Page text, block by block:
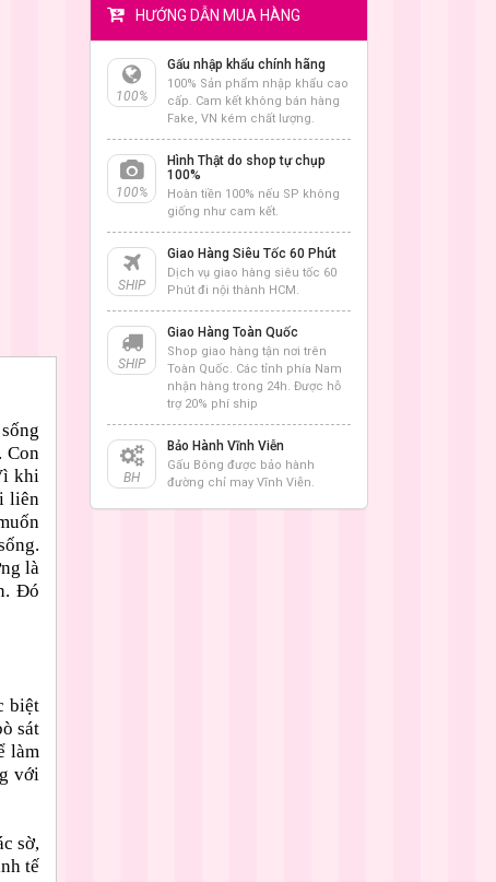
Con
khi
liên
là
Đó
biệt
sát
làm
với
sờ,
tế
HƯỚNG DẪN MUA HÀNG
100%
Gấu nhập khẩu chính hãng
100% Sản phẩm nhập khẩu cao
cấp. Cam kết không bán hàng
Fake, VN kém chất lượng.
100%
Hình Thật do shop tự chụp
100%
Hoàn tiền 100% nếu SP không
giống như cam kết.
SHIP
Giao Hàng Siêu Tốc 60 Phút
Dịch vụ giao hàng siêu tốc 60
Phút đi nội thành HCM.
SHIP
Giao Hàng Toàn Quốc
Shop giao hàng tận nơi trên
Toàn Quốc. Các tỉnh phía Nam
nhận hàng trong 24h. Được hỗ
trợ 20% phí ship
BH
Bảo Hành Vĩnh Viễn
Gấu Bông được bảo hành
đường chỉ may Vĩnh Viễn.